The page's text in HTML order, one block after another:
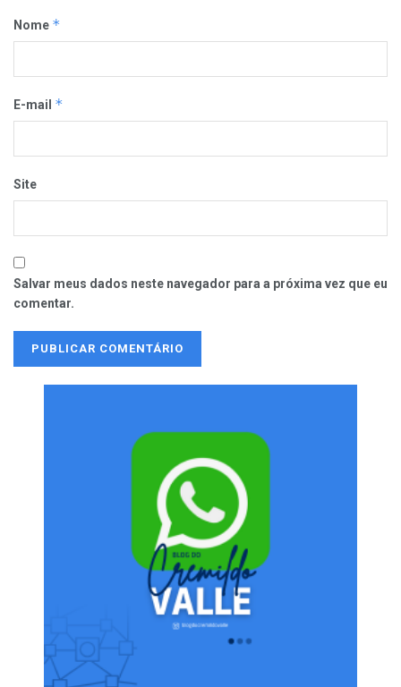
Nome *
E-mail *
Site
Salvar meus dados neste navegador para a próxima vez que eu
comentar.